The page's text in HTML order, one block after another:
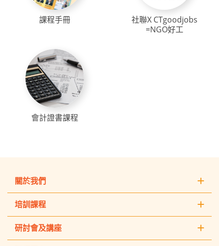
課程手冊
社聯X CTgoodjobs
=NGO好工
會計證書課程
關於我們
培訓課程
研討會及講座